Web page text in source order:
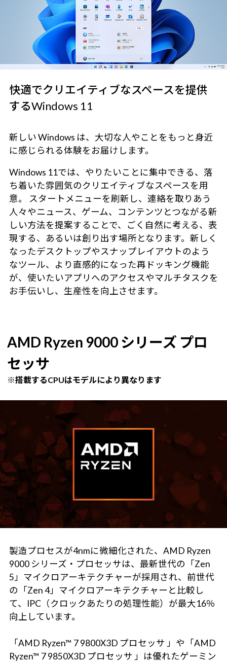
快適でクリエイティブなスペースを提供
するWindows 11
新しい Windows は、大切な人やことをもっと身近
に感じられる体験をお届けします。
Windows 11では、やりたいことに集中できる、落
ち着いた雰囲気のクリエイティブなスペースを用
意。 スタートメニューを刷新し、連絡を取りあう
人々やニュース、ゲーム、コンテンツとつながる新
しい方法を提案することで、ごく自然に考える、表
現する、あるいは創り出す場所となります。新しく
なったデスクトップやスナップレイアウトのよう
なツール、より直感的になった再ドッキング機能
が、使いたいアプリへのアクセスやマルチタスクを
お手伝いし、生産性を向上させます。
AMD Ryzen 9000 シリーズ プロ
セッサ
※搭載するCPUはモデルにより異なります
製造プロセスが4nmに微細化された、AMD Ryzen
9000 シリーズ・プロセッサは、最新世代の「Zen
5」マイクロアーキテクチャーが採用され、前世代
の「Zen 4」マイクロアーキテクチャーと比較し
て、IPC（クロックあたりの処理性能）が最大16％
向上しています。
「AMD Ryzen™ 7 9800X3D プロセッサ 」や「AMD
Ryzen™ 7 9850X3D プロセッサ 」は優れたゲーミン